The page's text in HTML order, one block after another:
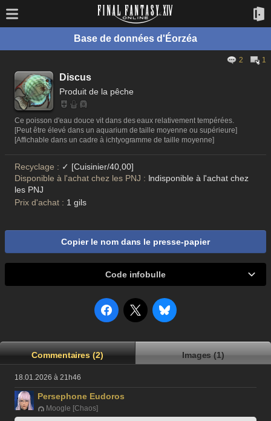
Base de données d'Éorzéa
2 1
Discus
Produit de la pêche
Ce poisson d'eau douce vit dans des eaux relativement tempérées.
[Peut être élevé dans un aquarium de taille moyenne ou supérieure]
[Affichable dans un cadre à ichtyogramme de taille moyenne]
Recyclage : ✓ [Cuisinier/40,00]
Disponible à l'achat chez les PNJ : Indisponible à l'achat chez
les PNJ
Prix d'achat : 1 gils
Copier le nom dans le presse-papier
Code infobulle
Commentaires (2) Images (1)
18.01.2026 à 21h46
Persephone Eudoros
Moogle [Chaos]